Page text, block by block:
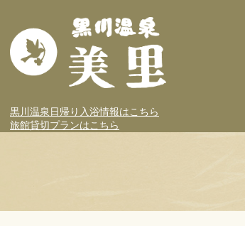
黒川温泉日帰り入浴情報はこちら
旅館貸切プランはこちら